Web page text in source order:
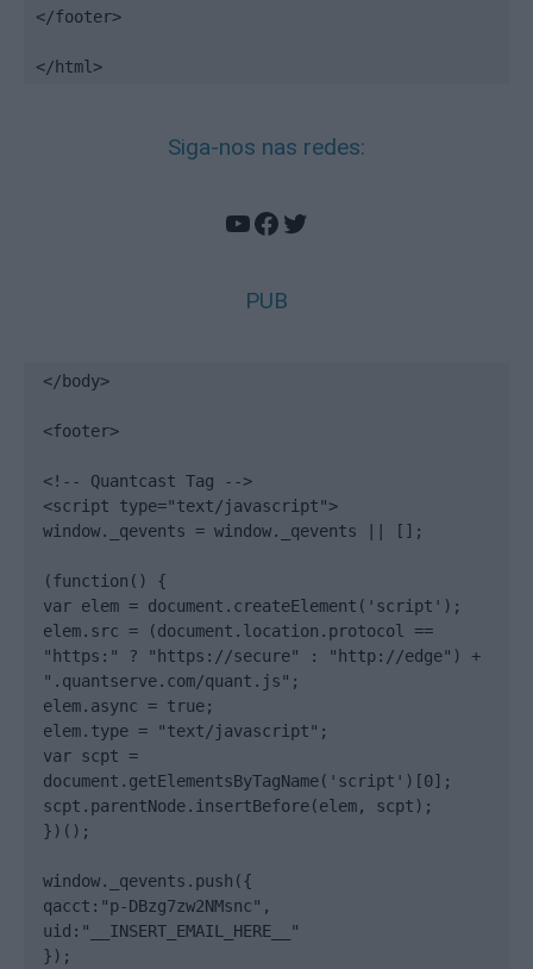
</footer>
</html>
Siga-nos nas redes:
YouTube
Facebook
Twitter
PUB
</body>
<footer>
<!-- Quantcast Tag -->
<script type="text/javascript">
window._qevents = window._qevents || [];
(function() {
var elem = document.createElement('script');
elem.src = (document.location.protocol ==
"https:" ? "https://secure" : "http://edge") +
".quantserve.com/quant.js";
elem.async = true;
elem.type = "text/javascript";
var scpt =
document.getElementsByTagName('script')[0];
scpt.parentNode.insertBefore(elem, scpt);
})();
window._qevents.push({
qacct:"p-DBzg7zw2NMsnc",
uid:"__INSERT_EMAIL_HERE__"
});